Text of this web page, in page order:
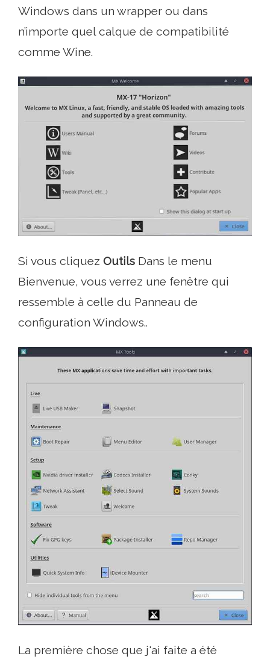
Windows dans un wrapper ou dans
n’importe quel calque de compatibilité
comme Wine.
Si vous cliquez Outils Dans le menu
Bienvenue, vous verrez une fenêtre qui
ressemble à celle du Panneau de
configuration Windows..
La première chose que j'ai faite a été